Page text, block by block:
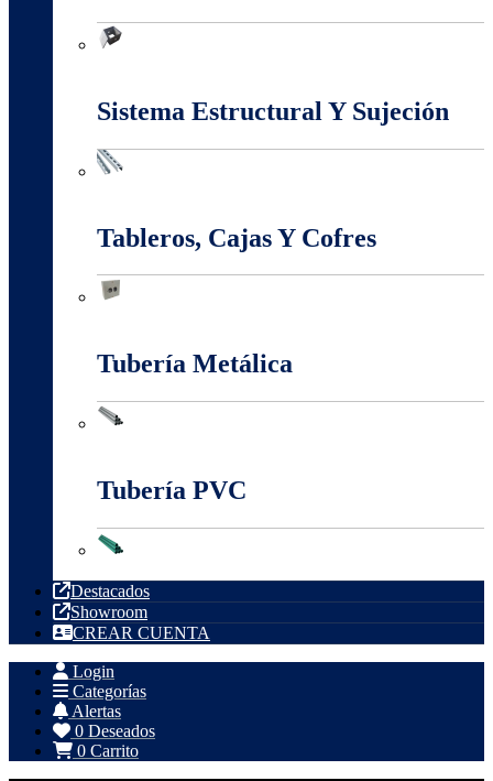
Sistema Estructural Y Sujeción
Tableros, Cajas Y Cofres
Tubería Metálica
Tubería PVC
Destacados
Showroom
CREAR CUENTA
Login
Categorías
Alertas
0 Deseados
0 Carrito